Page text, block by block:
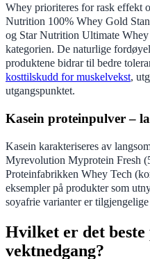
Whey prioriteres for rask effekt
Nutrition 100% Whey Gold
og Star Nutrition Ultimate Whey
kategorien. De naturlige
produktene bidrar til bedre
kosttilskudd for muskelvekst,
utgangspunktet.
Kasein proteinpulver –
Kasein karakteriseres av
Myrevolution Myprotein Fresh
Proteinfabrikken Whey Tech
eksempler på produkter som
soyafrie varianter er
Hvilket er det
vektnedgang?